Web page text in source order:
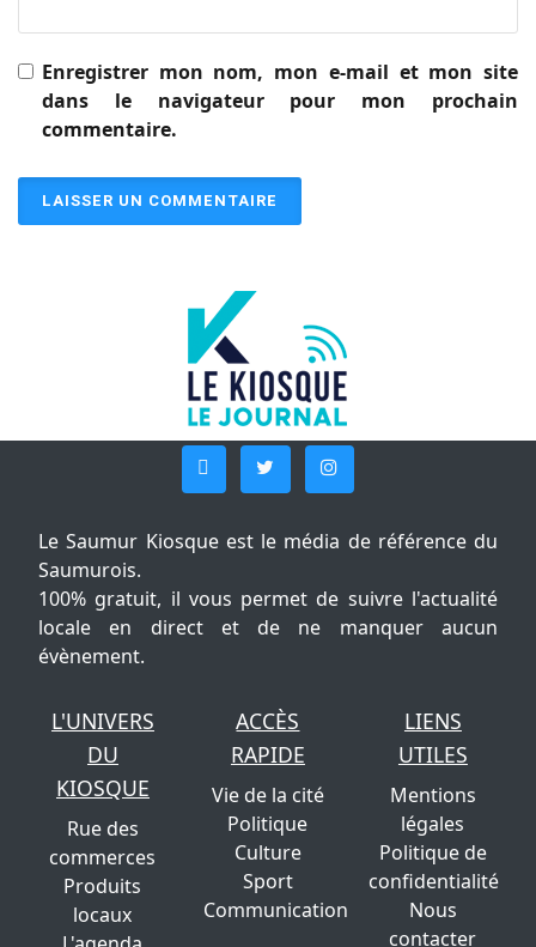
Enregistrer mon nom, mon e-mail et mon site
dans le navigateur pour mon prochain
commentaire.
Le Saumur Kiosque est le média de référence du
Saumurois.
100% gratuit, il vous permet de suivre l'actualité
locale en direct et de ne manquer aucun
évènement.
L'UNIVERS
DU
KIOSQUE
Rue des
commerces
Produits
locaux
ACCÈS
RAPIDE
Vie de la cité
Politique
Culture
Sport
Communication
LIENS
UTILES
Mentions
légales
Politique de
confidentialité
Nous
contacter